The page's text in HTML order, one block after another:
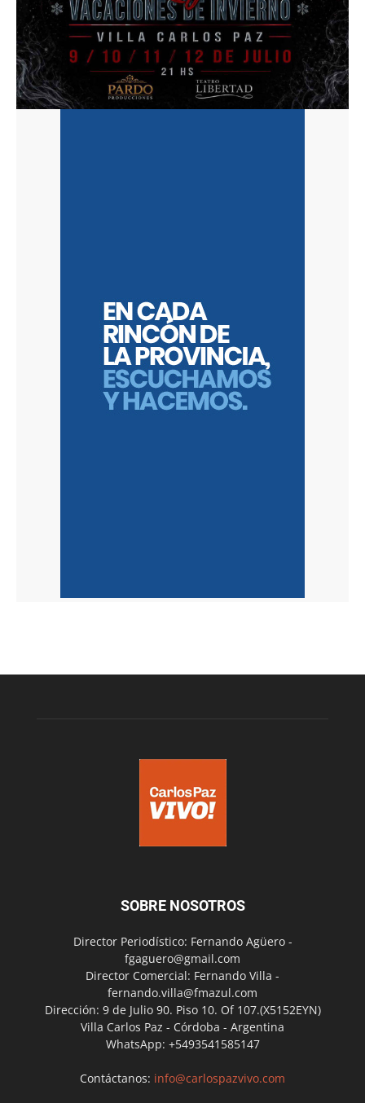
SOBRE NOSOTROS
Director Periodístico: Fernando Agüero -
fgaguero@gmail.com
Director Comercial: Fernando Villa -
fernando.villa@fmazul.com
Dirección: 9 de Julio 90. Piso 10. Of 107.(X5152EYN)
Villa Carlos Paz - Córdoba - Argentina
WhatsApp: +5493541585147
Contáctanos: info@carlospazvivo.com